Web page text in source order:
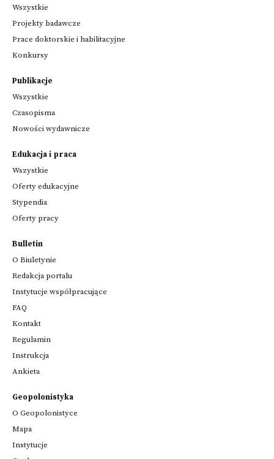
Wszystkie
Projekty badawcze
Prace doktorskie i habilitacyjne
Konkursy
Publikacje
Wszystkie
Czasopisma
Nowości wydawnicze
Edukacja i praca
Wszystkie
Oferty edukacyjne
Stypendia
Oferty pracy
Bulletin
O Biuletynie
Redakcja portalu
Instytucje współpracujące
FAQ
Kontakt
Regulamin
Instrukcja
Ankieta
Geopolonistyka
O Geopolonistyce
Mapa
Instytucje